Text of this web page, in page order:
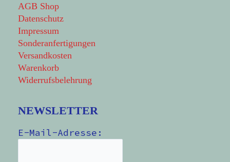
AGB Shop
Datenschutz
Impressum
Sonderanfertigungen
Versandkosten
Warenkorb
Widerrufsbelehrung
NEWSLETTER
E-Mail-Adresse: